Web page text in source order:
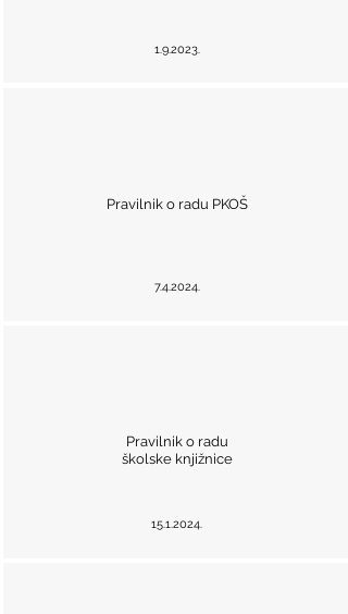
1.9.2023.
Pravilnik o radu PKOŠ
7.4.2024.
Pravilnik o radu
školske knjižnice
15.1.2024.